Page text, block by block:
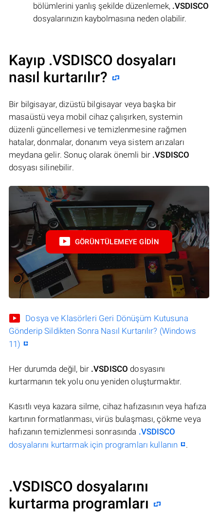
bölümlerini yanlış şekilde düzenlemek, .VSDISCO
dosyalarınızın kaybolmasına neden olabilir.
Kayıp .VSDISCO dosyaları
nasıl kurtarılır?
Bir bilgisayar, dizüstü bilgisayar veya başka bir
masaüstü veya mobil cihaz çalışırken, systemin
düzenli güncellemesi ve temizlenmesine rağmen
hatalar, donmalar, donanım veya sistem arızaları
meydana gelir. Sonuç olarak önemli bir .VSDISCO
dosyası silinebilir.
GÖRÜNTÜLEMEYE GIDIN
Dosya ve Klasörleri Geri Dönüşüm Kutusuna
Gönderip Sildikten Sonra Nasıl Kurtarılır? (Windows
11)
Her durumda değil, bir .VSDISCO dosyasını
kurtarmanın tek yolu onu yeniden oluşturmaktır.
Kasıtlı veya kazara silme, cihaz hafızasının veya hafıza
kartının formatlanması, virüs bulaşması, çökme veya
hafızanın temizlenmesi sonrasında .VSDISCO
dosyalarını kurtarmak için programları kullanın
.
.VSDISCO dosyalarını
kurtarma programları